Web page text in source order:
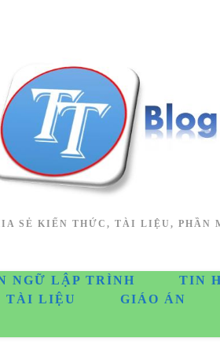
SẺ KIẾN THỨC, TÀI LIỆU, PHẦN
NGỮ LẬP TRÌNH TIN
TÀI LIỆU GIÁO ÁN